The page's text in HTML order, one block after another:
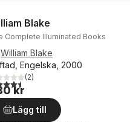
Blake
Complete Illuminated Books
William Blake
Engelska, 2000
utav 5 stjärnor. Totalt antal röster:
(2)
kr
Lägg till